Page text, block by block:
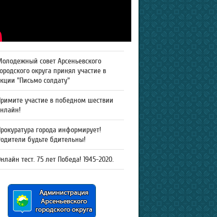
совет Арсеньевского
округа принял участие в
"Письмо солдату"
участие в победном шествии
города информирует!
будьте бдительны!
тест. 75 лет Победа! 1945-2020.